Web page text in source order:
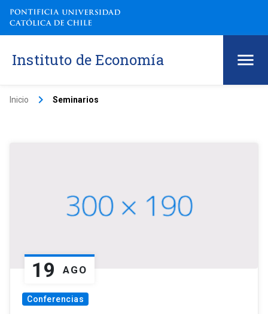
Instituto de Economía
Inicio keyboard_arrow_right Seminarios
19 AGO
Conferencias